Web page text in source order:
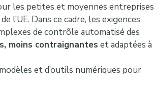
les petites et moyennes entreprises
l’UE. Dans ce cadre, les exigences
de contrôle automatisé des
moins contraignantes et adaptées à
et d’outils numériques pour